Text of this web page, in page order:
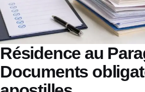
Résidence au
Documents